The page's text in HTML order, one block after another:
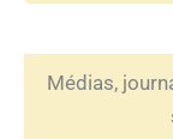
Médias,